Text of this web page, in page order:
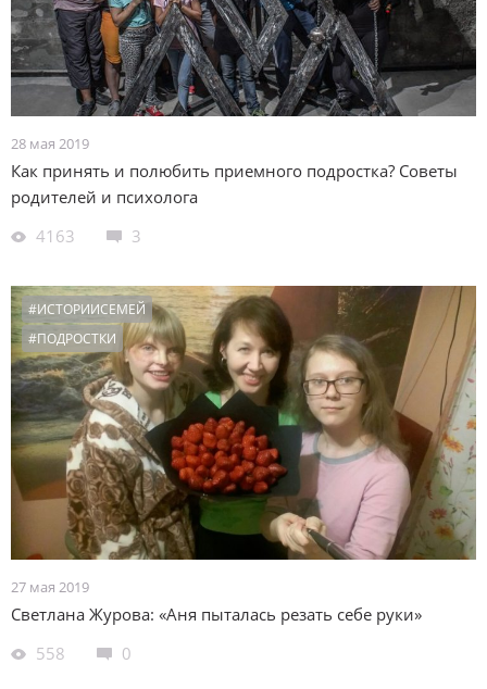
28 мая 2019
Как принять и полюбить приемного подростка? Советы
родителей и психолога
4163
3
#ИСТОРИИСЕМЕЙ
#ПОДРОСТКИ
27 мая 2019
Светлана Журова: «Аня пыталась резать себе руки»
558
0